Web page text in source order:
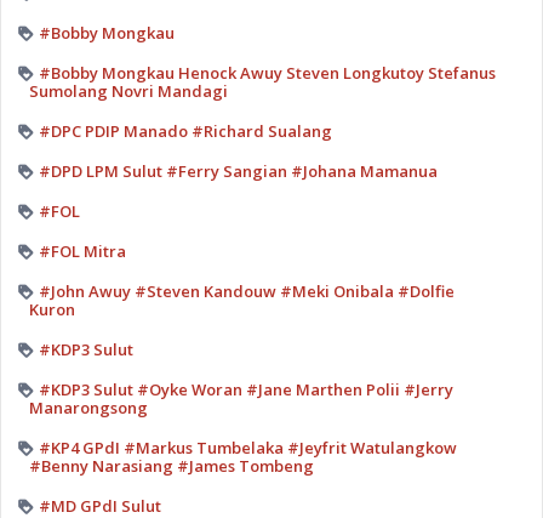
#Bobby Mongkau
#Bobby Mongkau Henock Awuy Steven Longkutoy Stefanus
Sumolang Novri Mandagi
#DPC PDIP Manado #Richard Sualang
#DPD LPM Sulut #Ferry Sangian #Johana Mamanua
#FOL
#FOL Mitra
#John Awuy #Steven Kandouw #Meki Onibala #Dolfie
Kuron
#KDP3 Sulut
#KDP3 Sulut #Oyke Woran #Jane Marthen Polii #Jerry
Manarongsong
#KP4 GPdI #Markus Tumbelaka #Jeyfrit Watulangkow
#Benny Narasiang #James Tombeng
#MD GPdI Sulut